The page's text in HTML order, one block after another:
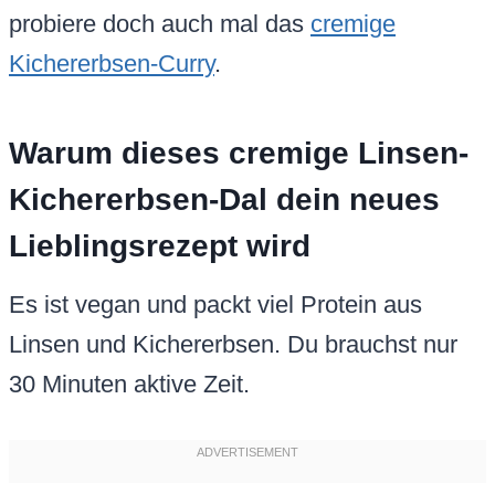
probiere doch auch mal das cremige
Kichererbsen-Curry.
Warum dieses cremige Linsen-
Kichererbsen-Dal dein neues
Lieblingsrezept wird
Es ist vegan und packt viel Protein aus
Linsen und Kichererbsen. Du brauchst nur
30 Minuten aktive Zeit.